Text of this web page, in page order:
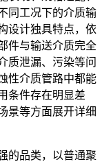
同工况下的介质输
设计独具特点，依
件与输送介质完全
质泄漏、污染等问
性介质管路中都能
条件存在明显差
景等方面展开详细
的品类，以普通聚